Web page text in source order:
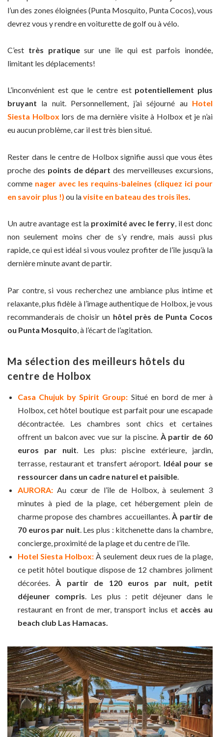
l’un des zones éloignées (Punta Mosquito, Punta Cocos), vous
devrez vous y rendre en voiturette de golf ou à vélo.
C’est très pratiquesur une île qui est parfois inondée,
limitant les déplacements!
L’inconvénient est que le centre est potentiellement plus
bruyant la nuit. Personnellement, j’ai séjourné au Hotel
Siesta Holbox lors de ma dernière visite à Holbox et je n’ai
eu aucun problème, car il est très bien situé.
Rester dans le centre de Holbox signifie aussi que vous êtes
proche des points de départ des merveilleuses excursions,
comme nager avec les requins-baleines (cliquez ici pour
en savoir plus !) ou lavisite en bateau des trois îles.
Un autre avantage est la proximité avec le ferry, il est donc
non seulement moins cher de s’y rendre, mais aussi plus
rapide, ce qui est idéal si vous voulez profiter de l’île jusqu’à la
dernière minute avant de partir.
Par contre, si vous recherchez une ambiance plus intime et
relaxante, plus fidèle à l’image authentique de Holbox, je vous
recommanderais de choisir un hôtel près de Punta Cocos
ou Punta Mosquito , à l’écart de l’agitation.
Ma sélection des meilleurs hôtels du
centre de Holbox
Casa Chujuk by Spirit Group: Situé en bord de mer à
Holbox, cet hôtel boutique est parfait pour une escapade
décontractée. Les chambres sont chics et certaines
offrent un balcon avec vue sur la piscine. À partir de 60
euros par nuit . Les plus: piscine extérieure, jardin,
terrasse, restaurant et transfert aéroport. Idéal pour se
ressourcer dans un cadre naturel et paisible
AURORA: Au cœur de l’île de Holbox, à seulement 3
minutes à pied de la plage, cet hébergement plein de
charme propose des chambres accueillantes. À partir de
70 euros par nuit . Les plus : kitchenette dans la chambre,
concierge, proximité de la plage et du centre de l’île.
Hotel Siesta Holbox: À seulement deux rues de la plage,
ce petit hôtel boutique dispose de 12 chambres joliment
décorées. À partir de 120 euros par nuit, petit
déjeuner compris . Les plus : petit déjeuner dans le
restaurant en front de mer, transport inclus etaccès au
beach club Las Hamacas.